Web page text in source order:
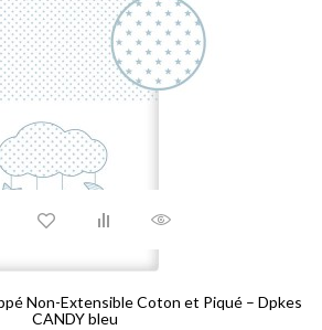
Non-Extensible Coton et Piqué – Dpkes
CANDY bleu